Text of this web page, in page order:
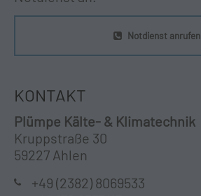
Notdienst anrufen
KONTAKT
Plümpe Kälte- & Klimatechnik
Kruppstraße 30
59227 Ahlen
+49 (2382) 8069533